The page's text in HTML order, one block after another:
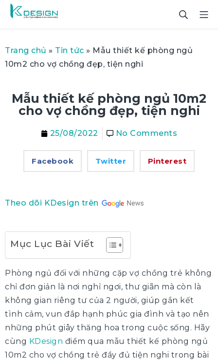
Trang chủ » Tin tức » Mẫu thiết kế phòng ngủ
10m2 cho vợ chồng đẹp, tiện nghi
Mẫu thiết kế phòng ngủ 10m2
cho vợ chồng đẹp, tiện nghi
25/08/2022 No Comments
Facebook Twitter Pinterest
Theo dõi KDesign trên
Mục Lục Bài Viết
Phòng ngủ đối với những cặp vợ chồng trẻ không
chỉ đơn giản là nơi nghỉ ngơi, thư giãn mà còn là
không gian riêng tư của 2 người, giúp gắn kết
tình cảm, vun đắp hạnh phúc gia đình và tạo nên
những phút giây thăng hoa trong cuộc sống. Hãy
cùng KDesign điểm qua mẫu thiết kế phòng ngủ
10m2 cho vợ chồng trẻ đầy đủ tiện nghi trong bài